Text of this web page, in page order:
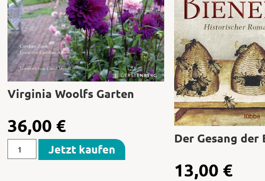
Virginia Woolfs Garten
36,00 €
Jetzt kaufen
Der Gesang der
13,00 €